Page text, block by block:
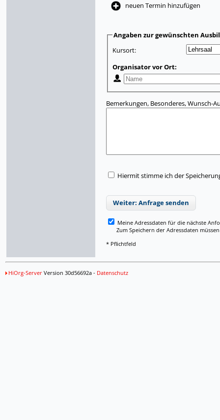
neuen Termin hinzufügen
Angaben zur gewünschten
Kursort:
Organisator vor Ort:
Bemerkungen, Besonderes, Wunsch-
Hiermit stimme ich der
Weiter: Anfrage senden
Meine Adressdaten für die nächste
Zum Speichern der Adressdaten müssen
* Pflichtfeld
HiOrg-ServerVersion 30d56692a - Datenschutz